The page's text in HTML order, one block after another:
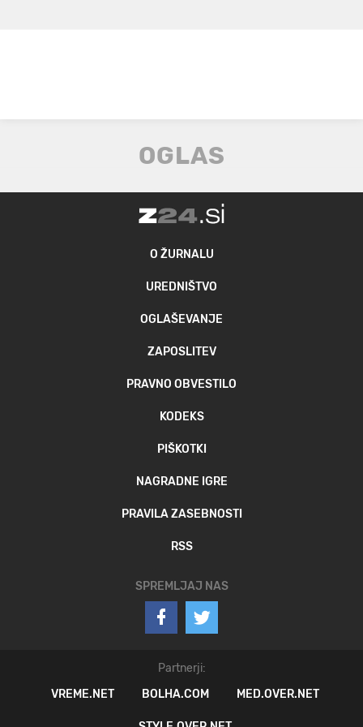
O ŽURNALU
UREDNIŠTVO
OGLAŠEVANJE
ZAPOSLITEV
PRAVNO OBVESTILO
KODEKS
PIŠKOTKI
NAGRADNE IGRE
PRAVILA ZASEBNOSTI
RSS
SPREMLJAJ NAS
Partnerji:
VREME.NET
BOLHA.COM MED.OVER.NET